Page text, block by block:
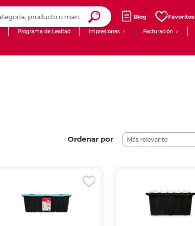
Blog Favoritos
Programa de Lealtad Impresiones Facturación
Ordenar por